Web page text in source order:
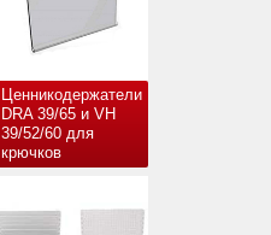
Ценникодержатели
DRA 39/65 и VH
39/52/60 для
крючков